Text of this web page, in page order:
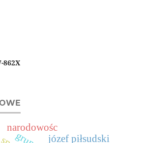
862X
narodowośc
józef piłsudski